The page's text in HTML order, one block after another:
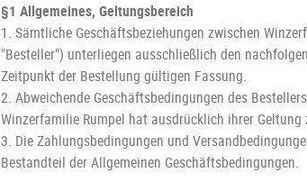
§1 Allgemeines, Geltungsbereich
1. Sämtliche Geschäftsbeziehungen zwischen
"Besteller") unterliegen ausschließlich den
Zeitpunkt der Bestellung gültigen Fassung.
2. Abweichende Geschäftsbedingungen des
Winzerfamilie Rumpel hat ausdrücklich ihrer
3. Die Zahlungsbedingungen und
Bestandteil der Allgemeinen Geschäftsbedingungen.